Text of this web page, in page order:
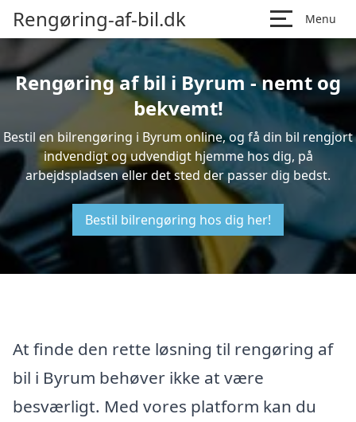
Rengøring-af-bil.dk Menu
Rengøring af bil i Byrum - nemt og
bekvemt!
Bestil en bilrengøring i Byrum online, og få din bil rengjort
indvendigt og udvendigt hjemme hos dig, på
arbejdspladsen eller det sted der passer dig bedst.
Bestil bilrengøring hos dig her!
At finde den rette løsning til rengøring af
bil i Byrum behøver ikke at være
besværligt. Med vores platform kan du